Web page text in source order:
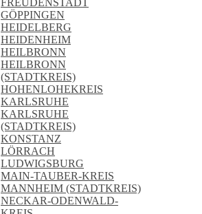
GÖPPINGEN
HEIDELBERG
HEIDENHEIM
HEILBRONN
HEILBRONN
(STADTKREIS)
HOHENLOHEKREIS
KARLSRUHE
KARLSRUHE
(STADTKREIS)
KONSTANZ
LÖRRACH
LUDWIGSBURG
MAIN-TAUBER-KREIS
MANNHEIM (STADTKREIS)
NECKAR-ODENWALD-